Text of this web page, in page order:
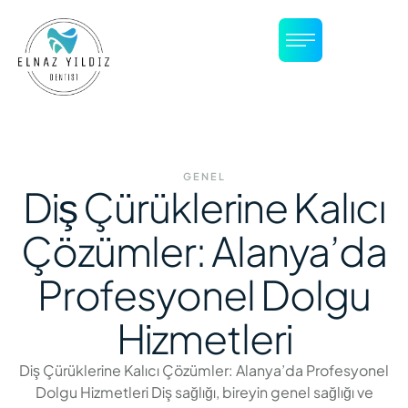
GENEL
Diş Çürüklerine Kalıcı
Çözümler: Alanya’da
Profesyonel Dolgu
Hizmetleri
Diş Çürüklerine Kalıcı Çözümler: Alanya’da Profesyonel
Dolgu Hizmetleri Diş sağlığı, bireyin genel sağlığı ve